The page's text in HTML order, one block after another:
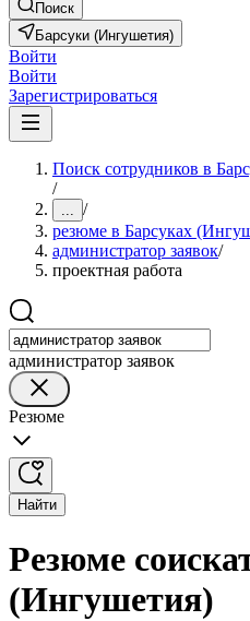
Поиск
Барсуки (Ингушетия)
Войти
Войти
Зарегистрироваться
Поиск сотрудников в
/
... /
резюме в Барсуках
администратор заявок/
проектная работа
администратор заявок
Резюме
Найти
Резюме
(Ингушетия)